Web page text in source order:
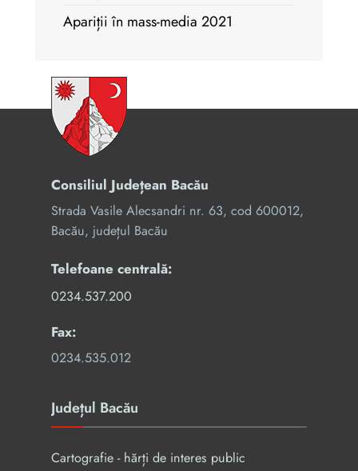
Apariții în mass-media 2021
Consiliul Județean Bacău
Strada Vasile Alecsandri nr. 63, cod 600012,
Bacău, județul Bacău
Telefoane centrală:
0234.537.200
Fax:
0234.535.012
Județul Bacău
Cartografie - hărți de interes public